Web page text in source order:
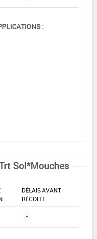
:
Sol*Mouches
DÉLAIS AVANT
RÉCOLTE
-